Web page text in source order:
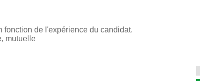
fonction de l'expérience du candidat.
mutuelle